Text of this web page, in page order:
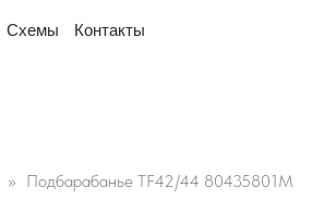
Контакты
"Мы переехали! Офис и склад
Подбарабанье TF42/44 80435801M